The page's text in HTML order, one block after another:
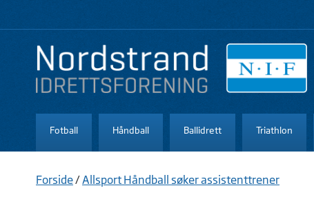
Fotball Håndball Ballidrett Triathlon
Forside/Allsport Håndball søker assistenttrener